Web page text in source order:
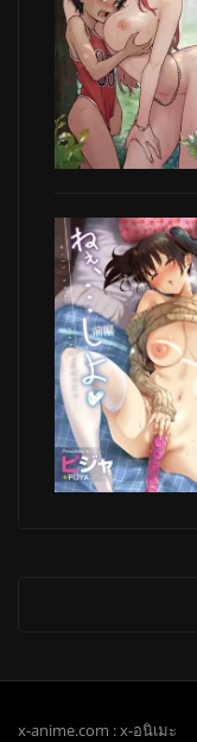
x-anime.com : x-อนิเมะ